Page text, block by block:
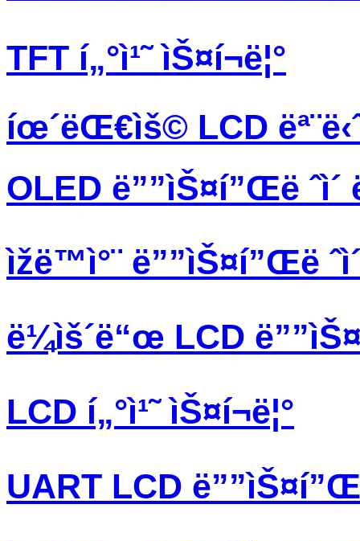
TFT í„°ì¹˜ ìŠ¤í¬ë¦°
íœ´ëŒ€ìš© LCD
OLED ë””ìŠ¤í”Œë ˆì´
ìžë™ì°¨ ë””ìŠ¤í”Œë
ë¼ìš´ë“œ LCD
LCD í„°ì¹˜ ìŠ¤í¬ë¦°
UART LCD ë””ìŠ¤í”Œë